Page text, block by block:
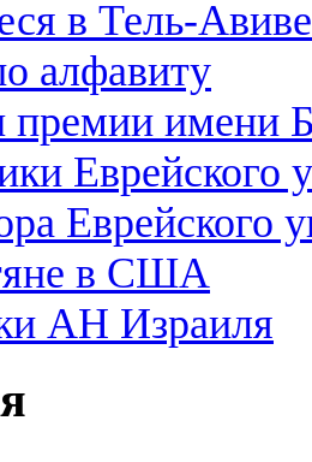
в Тель-Авиве
алфавиту
премии имени
Еврейского
Еврейского
в США
АН Израиля